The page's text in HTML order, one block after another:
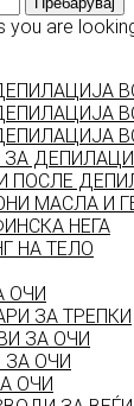
you are
ПОСЛЕ
МАСЛА И
НЕГА
НА ТЕЛО
ОЧИ
ЗА ТРЕПКИ
ЗА ОЧИ
ЗА ОЧИ
ОЧИ